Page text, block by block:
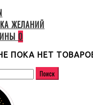
0
ПОКА НЕТ